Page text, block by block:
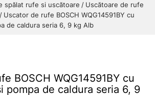
spălat rufe si uscătoare
Uscătoare de rufe
Uscator de rufe BOSCH WQG14591BY cu
de caldura seria 6, 9 kg Alb
BOSCH WQG14591BY cu
pompa de caldura seria 6, 9